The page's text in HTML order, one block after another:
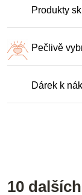
Produkty
Pečlivě
Dárek k
10